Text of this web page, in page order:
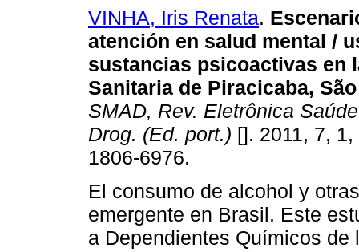
VINHA, Iris Renata.
atención en salud mental /
sustancias psicoactivas en
Sanitaria de Piracicaba,
SMAD, Rev. Eletrônica
Drog. (Ed. port.) []. 2011, 7,
1806-6976.
El consumo de alcohol y
emergente en Brasil. Este
a Dependientes Químicos